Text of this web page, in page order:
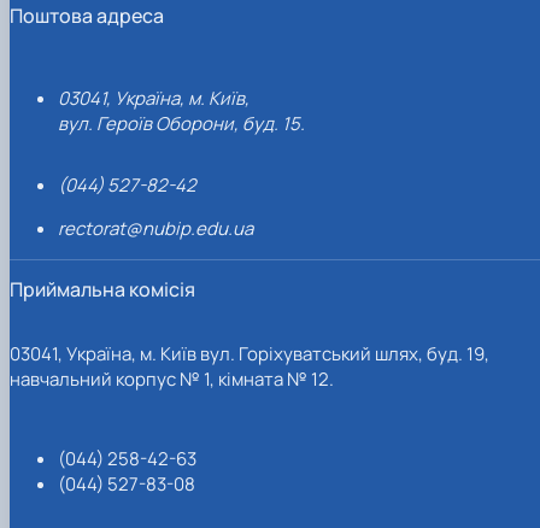
Поштова адреса
03041, Україна, м. Київ,
вул. Героїв Оборони, буд. 15.
(044) 527-82-42
rectorat@nubip.edu.ua
Приймальна комісія
03041, Україна, м. Київ вул. Горіхуватський шлях, буд. 19,
навчальний корпус № 1, кімната № 12.
(044) 258-42-63
(044) 527-83-08